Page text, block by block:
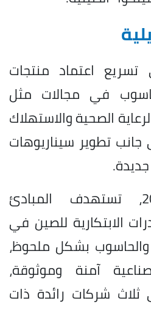
تسريع اعتماد منتجات
في مجالات مثل
الصحية والاستهلاك
2027، إلى جانب تطوير سيناريوهات
وبحلول عام 2030، تستهدف المبادئ
الابتكارية للصين في
بشكل ملحوظ،
آمنة وموثوقة،
شركات رائدة ذات